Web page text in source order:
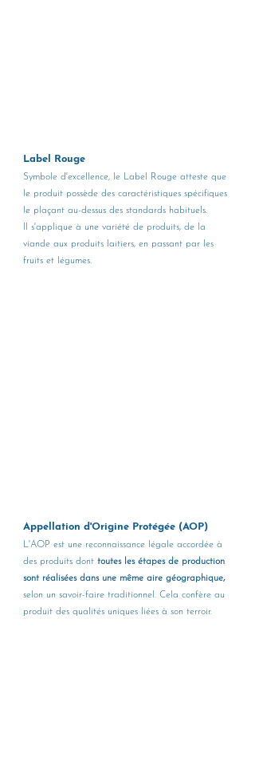
Label Rouge
Symbole d'excellence, le Label Rouge atteste que
le produit possède des caractéristiques spécifiques
le plaçant au-dessus des standards habituels.
Il s'applique à une variété de produits, de la
viande aux produits laitiers, en passant par les
fruits et légumes.
Appellation d'Origine Protégée (AOP)
L'AOP est une reconnaissance légale accordée à
des produits dont toutes les étapes de production
sont réalisées dans une même aire géographique,
selon un savoir-faire traditionnel. Cela confère au
produit des qualités uniques liées à son terroir.